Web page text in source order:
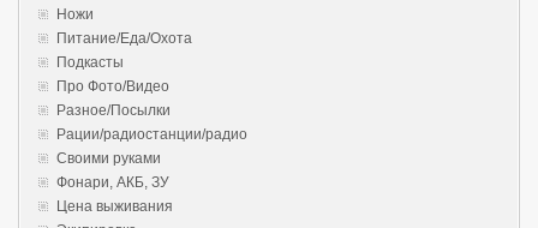
Ножи
Питание/Еда/Охота
Подкасты
Про Фото/Видео
Разное/Посылки
Рации/радиостанции/радио
Своими руками
Фонари, АКБ, ЗУ
Цена выживания